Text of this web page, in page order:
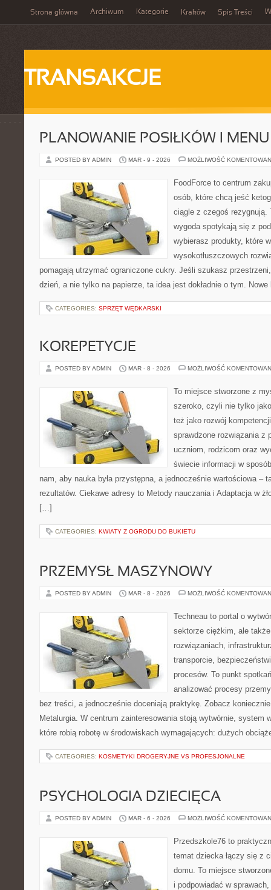
Strona główna Archiwum Kategorie Kraków Spis Treści
TRANSAKCJE
PLANOWANIE POSIŁKÓW I MENU
POSTED BY ADMIN MAR - 9 - 2026 MOŻLIWOŚĆ
FoodForce to centrum
osób, które chcą jeść
ciągle z czegoś rezygnują.
wygoda spotykają się z
wybierasz produkty, które
wysokotłuszczowych
pomagają utrzymać ograniczone cukry. Jeśli szukasz
dzień, a nie tylko na papierze, ta idea jest dokładnie o tym.
CATEGORIES: SPRZĘT WĘDKARSKI
KOREPETYCJE
POSTED BY ADMIN MAR - 8 - 2026 MOŻLIWOŚĆ
To miejsce stworzone z
szeroko, czyli nie tylko
też jako rozwój
sprawdzone rozwiązania z
uczniom, rodzicom oraz
świecie informacji w
nam, aby nauka była przystępna, a jednocześnie wartościowa –
rezultatów. Ciekawe adresy to Metody nauczania i Adaptacja w
[…]
CATEGORIES: KWIATY Z OGRODU DO BUKIETU
PRZEMYSŁ MASZYNOWY
POSTED BY ADMIN MAR - 8 - 2026 MOŻLIWOŚĆ
Techneau to portal o
sektorze ciężkim, ale
rozwiązaniach,
transporcie,
procesów. To punkt
analizować procesy
bez treści, a jednocześnie doceniają praktykę. Zobacz
Metalurgia. W centrum zainteresowania stoją wytwórnie, system
które robią robotę w środowiskach wymagających: dużych
CATEGORIES: KOSMETYKI DROGERYJNE VS PROFESJONALNE
PSYCHOLOGIA DZIECIĘCA
POSTED BY ADMIN MAR - 6 - 2026 MOŻLIWOŚĆ
Przedszkole76 to
temat dziecka łączy się z
domu. To miejsce
i podpowiadać w